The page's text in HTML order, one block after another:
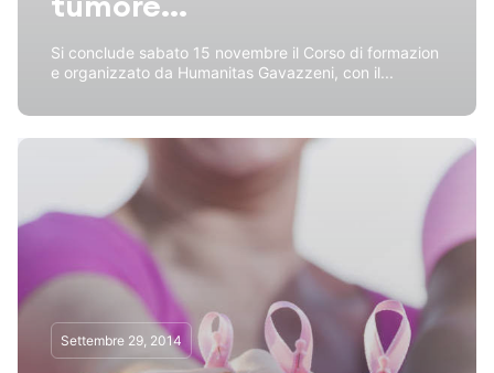
Si conclude sabato 15 novembre il Corso di formazion
e organizzato da Humanitas Gavazzeni, con il...
Settembre 29, 2014